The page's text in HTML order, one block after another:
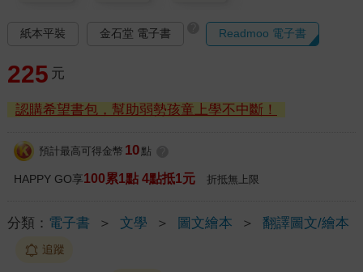
紙本平裝 金石堂 電子書 Readmoo 電子書
225 元
認購希望書包，幫助弱勢孩童上學不中斷！
預計最高可得金幣 10 點
HAPPY GO享100累1點 4點抵1元 折抵無上限
分類： 電子書 ＞ 文學 ＞ 圖文繪本 ＞ 翻譯圖文/繪本
追蹤